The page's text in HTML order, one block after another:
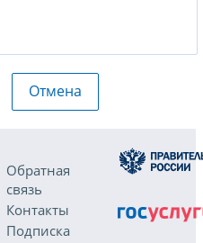
Отмена
Обратная
связь
Контакты
Подписка